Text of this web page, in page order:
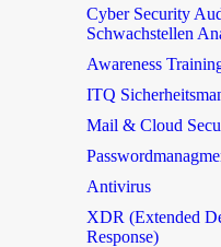
Cyber Security
Schwachstellen
Awareness
ITQ
Mail & Cloud
Antivirus
XDR (Extended
Response)